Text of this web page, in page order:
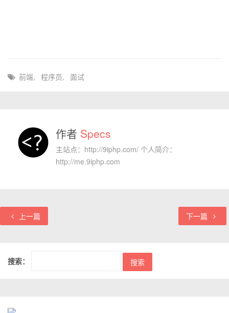
前端, 程序员, 面试
作者 Specs
主站点：http://9iphp.com/ 个人简介：
http://me.9iphp.com
上一篇 下一篇
搜索：